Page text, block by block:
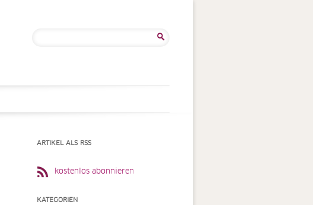
ARTIKEL ALS RSS
kostenlos abonnieren
KATEGORIEN